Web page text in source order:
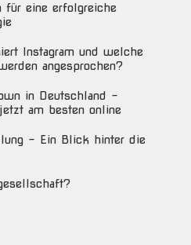
für eine erfolgreiche
Instagram und welche
angesprochen?
in Deutschland –
am besten online
– Ein Blick hinter die